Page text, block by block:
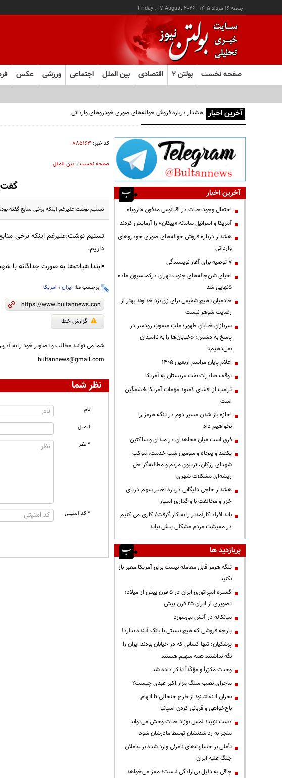
جمعه ۱۶ مرداد ۱۴۰۵ |
Friday , 07 August 2026
صفحه نخست بولتن ۲ اقتصادی بین الملل اجتماعی ورزشی عکس
آخرین اخبار هشدار درباره فروش حواله‌های صوری خودروهای وارداتی
کد خبر: ۸۸۵۱۶۳
صفحه نخست»بین الملل
تسنیم نوشت:علیرغم اینکه برخی منابع گفته بودند گفت‌وگوهای ساعت ۸ صبح به وقت محلی برگزار
داریم.
▫️ابتدا هیات‌ها به صورت جداگانه با
برچسب ها: ایران، امریکا
گزارش خطا
شما می توانید مطالب و تصاویر خود را به
bultannews@gmail.com
نظر شما
نام
ایمیل
* نظر
* کد امنیتی
آخرین اخبار
احتمال وجود حیات در اقیانوس مدفون «اروپا»
آمریکا و اسرائیل سامانه «پیکان» را آزمایش کردند
هشدار درباره فروش حواله‌های صوری خودروهای
وارداتی
۷ توصیه برای آغاز نویسندگی
احیای شن‌چاله‌های جنوب تهران درکمیسیون ماده
۵نهایی شد
خادمیان: هیچ شفیعی برای زن نزد خداوند بهتر از
رضایت شوهر نیست
سربازانِ خیابانِ ظهور؛ ملتِ مبعوثِ رودسر در
پاسخ به دشمن: «خیابان‌ها را به ناامیدان
نمی‌دهیم»
اعلام پایان مراسم اربعین ۱۴۰۵
توقف صادرات نفت عربستان به آمریکا
ترامپ از افشای کمبود مهمات آمریکا خشمگین
است
اجازه باز شدن مسیر دوم در تنگه هرمز را
نخواهیم داد
فرق است میان مجاهدان در میدان و ساکتین
یکصد و پنجاه و سومین شب خدمت؛ موکب
شهدای رزکان، تریبون مردم و مطالبه‌گر حل
ریشه‌ای مشکلات شهری
هشدار حاجی دلیگانی درباره تغییر سهم دریای
خزر و مخالفت با واگذاری امتیاز
باید افراد کارآمدتر را به کار گرفت/ کاری می کنیم
در معیشت مردم مشکلی پیش نیاید
پربازدید ها
تنگه هرمز قابل معامله نیست برای آمریکا معبر باز
نکنید
گستره امپراتوری ایران در ۵ قرن پیش از میلاد؛
تصویری از ایران ۲۵ قرن پیش
میانکاله در آتش می‌سوزد
پارچه فروشی که هیچ نسبتی با بانک آینده ندارد!
پزشکیان: تنها کسانی که در خیابان بودند ایران را
نگه نداشتند همه سهیم هستند
وحدت مکرّراً و مؤکّداً تذکر داده شد
ماجرای نصب سنگ مزار اکبر عبدی چیست؟
بحران اینفانتینو؛ از طرح جنجالی تا اتهام
باج‌خواهی و قربانی کردن اسپانیا
دست نزنید؛ لمس نوزاد حیات وحش می‌تواند
منجر به رد شدنشان توسط مادرشان شود
تأملی بر خسارت‌های نامرئی وارد شده بر عاملان
جنگ علیه ایران
چاقی به دلیل بی‌ارادگی نیست؛ مغز می‌خواهد